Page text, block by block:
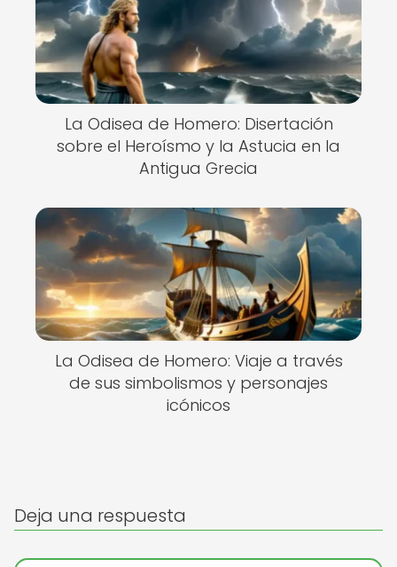
La Odisea de Homero: Disertación
sobre el Heroísmo y la Astucia en la
Antigua Grecia
La Odisea de Homero: Viaje a través
de sus simbolismos y personajes
icónicos
Deja una respuesta